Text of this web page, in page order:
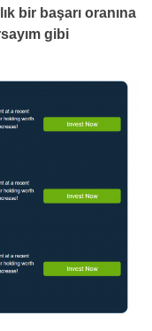
bir başarı oranına
gibi